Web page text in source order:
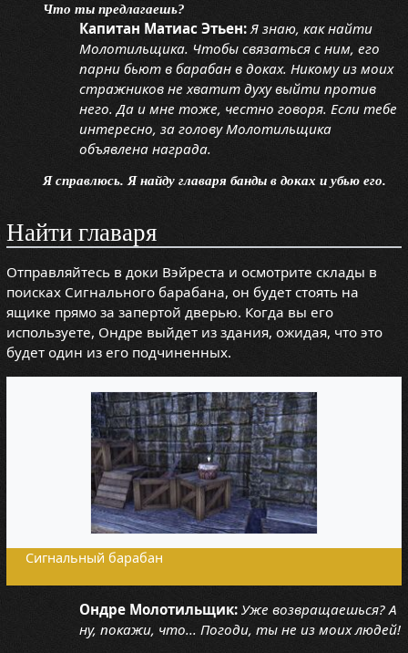
Что ты предлагаешь?
Капитан Матиас Этьен: Я знаю, как найти
Молотильщика. Чтобы связаться с ним, его
парни бьют в барабан в доках. Никому из моих
стражников не хватит духу выйти против
него. Да и мне тоже, честно говоря. Если тебе
интересно, за голову Молотильщика
объявлена награда.
Я справлюсь. Я найду главаря банды в доках и убью его.
Найти главаря
Отправляйтесь в доки Вэйреста и осмотрите склады в
поисках Сигнального барабана, он будет стоять на
ящике прямо за запертой дверью. Когда вы его
используете, Ондре выйдет из здания, ожидая, что это
будет один из его подчиненных.
Сигнальный барабан
Ондре Молотильщик: Уже возвращаешься? А
ну, покажи, что... Погоди, ты не из моих людей!